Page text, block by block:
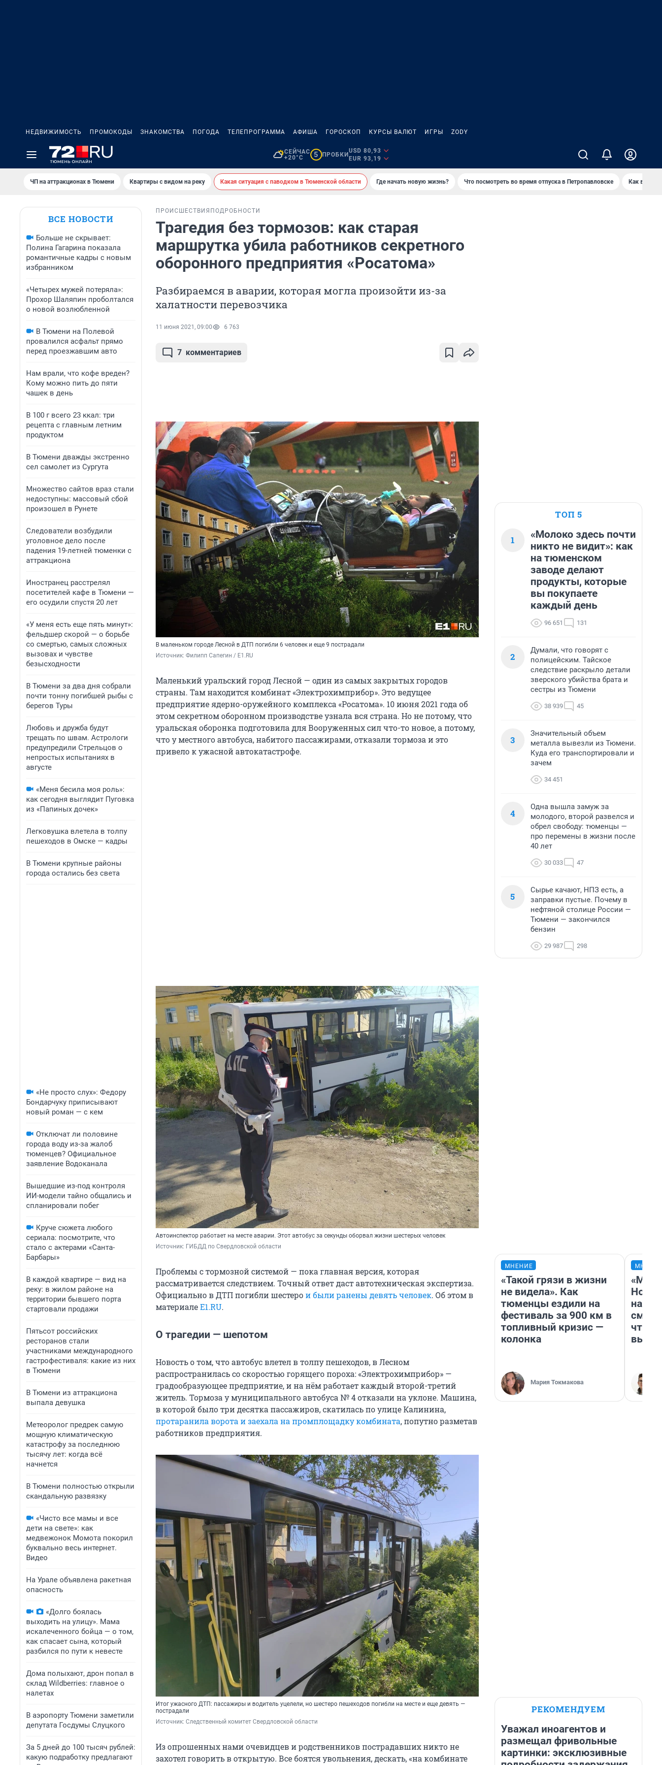
НЕДВИЖИМОСТЬ ПРОМОКОДЫ ЗНАКОМСТВА ПОГОДА ТЕЛЕПРОГРАММА АФИША ГОРОСКОП КУРСЫ ВАЛЮТ ИГРЫ ZODY
СЕЙЧАС
+20°C
5 ПРОБКИ
USD 80,93
EUR 93,19
ЧП на аттракционах в Тюмени Квартиры с видом на реку Какая ситуация с паводком в Тюменской области Где начать новую жизнь? Что посмотреть во время отпуска в Петропавловске Как
ВСЕ НОВОСТИ
Больше не скрывает:
Полина Гагарина показала
романтичные кадры с новым
избранником
«Четырех мужей потеряла»:
Прохор Шаляпин проболтался
о новой возлюбленной
В Тюмени на Полевой
провалился асфальт прямо
перед проезжавшим авто
Нам врали, что кофе вреден?
Кому можно пить до пяти
чашек в день
В 100 г всего 23 ккал: три
рецепта с главным летним
продуктом
В Тюмени дважды экстренно
сел самолет из Сургута
Множество сайтов враз стали
недоступны: массовый сбой
произошел в Рунете
Следователи возбудили
уголовное дело после
падения 19-летней тюменки с
аттракциона
Иностранец расстрелял
посетителей кафе в Тюмени —
его осудили спустя 20 лет
«У меня есть еще пять минут»:
фельдшер скорой — о борьбе
со смертью, самых сложных
вызовах и чувстве
безысходности
В Тюмени за два дня собрали
почти тонну погибшей рыбы с
берегов Туры
Любовь и дружба будут
трещать по швам. Астрологи
предупредили Стрельцов о
непростых испытаниях в
августе
«Меня бесила моя роль»:
как сегодня выглядит Пуговка
из «Папиных дочек»
Легковушка влетела в толпу
пешеходов в Омске — кадры
В Тюмени крупные районы
города остались без света
«Не просто слух»: Федору
Бондарчуку приписывают
новый роман — с кем
Отключат ли половине
города воду из-за жалоб
тюменцев? Официальное
заявление Водоканала
Вышедшие из-под контроля
ИИ-модели тайно общались и
спланировали побег
Круче сюжета любого
сериала: посмотрите, что
стало с актерами «Санта-
Барбары»
В каждой квартире — вид на
реку: в жилом районе на
территории бывшего порта
стартовали продажи
Пятьсот российских
ресторанов стали
участниками международного
гастрофестиваля: какие из них
в Тюмени
В Тюмени из аттракциона
выпала девушка
Метеоролог предрек самую
мощную климатическую
катастрофу за последнюю
тысячу лет: когда всё
начнется
В Тюмени полностью открыли
скандальную развязку
«Чисто все мамы и все
дети на свете»: как
медвежонок Момота покорил
буквально весь интернет.
Видео
На Урале объявлена ракетная
опасность
«Долго боялась
выходить на улицу». Мама
искалеченного бойца — о том,
как спасает сына, который
разбился по пути к невесте
Дома полыхают, дрон попал в
склад Wildberries: главное о
налетах
В аэропорту Тюмени заметили
депутата Госдумы Слуцкого
За 5 дней до 100 тысяч рублей:
какую подработку предлагают
ПРОИСШЕСТВИЯ ПОДРОБНОСТИ
Трагедия без тормозов: как старая
маршрутка убила работников секретного
оборонного предприятия «Росатома»
Разбираемся в аварии, которая могла произойти из-за
халатности перевозчика
11 июня 2021, 09:00 6 763
7 комментариев
В маленьком городе Лесной в ДТП погибли 6 человек и еще 9 пострадали
Источник: Филипп Сапегин / E1.RU
Маленький уральский город Лесной — один из самых закрытых городов
страны. Там находится комбинат «Электрохимприбор». Это ведущее
предприятие ядерно-оружейного комплекса «Росатома». 10 июня 2021 года об
этом секретном оборонном производстве узнала вся страна. Но не потому, что
уральская оборонка подготовила для Вооруженных сил что-то новое, а потому,
что у местного автобуса, набитого пассажирами, отказали тормоза и это
привело к ужасной автокатастрофе.
Автоинспектор работает на месте аварии. Этот автобус за секунды оборвал жизни шестерых человек
Источник: ГИБДД по Свердловской области
Проблемы с тормозной системой — пока главная версия, которая
рассматривается следствием. Точный ответ даст автотехническая экспертиза.
Официально в ДТП погибли шестерои были ранены девять человек. Об этом в
материалеE1.RU.
О трагедии — шепотом
Новость о том, что автобус влетел в толпу пешеходов, в Лесном
распространилась со скоростью горящего пороха: «Электрохимприбор» —
градообразующее предприятие, и на нём работает каждый второй-третий
житель. Тормоза у муниципального автобуса № 4 отказали на уклоне. Машина,
в которой было три десятка пассажиров, скатилась по улице Калинина,
протаранила ворота и заехала на промплощадку комбината, попутно разметав
работников предприятия.
Итог ужасного ДТП: пассажиры и водитель уцелели, но шестеро пешеходов погибли на месте и еще девять —
пострадали
Источник: Следственный комитет Свердловской области
Из опрошенных нами очевидцев и родственников пострадавших никто не
захотел говорить в открытую. Все боятся увольнения, дескать, «на комбинате
ТОП 5
1
«Молоко здесь почти
никто не видит»: как
на тюменском
заводе делают
продукты, которые
вы покупаете
каждый день
96 651 131
2
Думали, что говорят с
полицейским. Тайское
следствие раскрыло детали
зверского убийства брата и
сестры из Тюмени
38 939 45
3
Значительный объем
металла вывезли из Тюмени.
Куда его транспортировали и
зачем
34 451
4
Одна вышла замуж за
молодого, второй развелся и
обрел свободу: тюменцы —
про перемены в жизни после
40 лет
30 033 47
5
Сырье качают, НПЗ есть, а
заправки пустые. Почему в
нефтяной столице России —
Тюмени — закончился
бензин
29 987 298
МНЕНИЕ
«Такой грязи в жизни
не видела». Как
тюменцы ездили на
фестиваль за 900 км в
топливный кризис —
колонка
Мария Токмакова
«Мы
РЕКОМЕНДУЕМ
Уважал иноагентов и
размещал фривольные
картинки: эксклюзивные